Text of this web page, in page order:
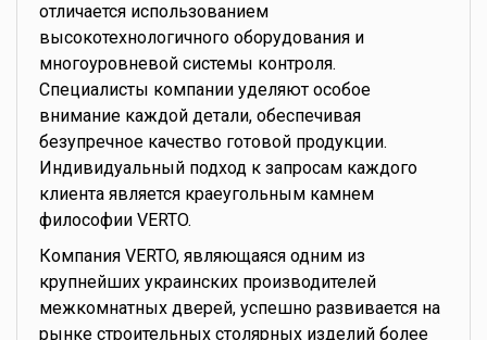
отличается использованием
высокотехнологичного оборудования и
многоуровневой системы контроля.
Специалисты компании уделяют особое
внимание каждой детали, обеспечивая
безупречное качество готовой продукции.
Индивидуальный подход к запросам каждого
клиента является краеугольным камнем
философии VERTO.
Компания VERTO, являющаяся одним из
крупнейших украинских производителей
межкомнатных дверей, успешно развивается на
рынке строительных столярных изделий более